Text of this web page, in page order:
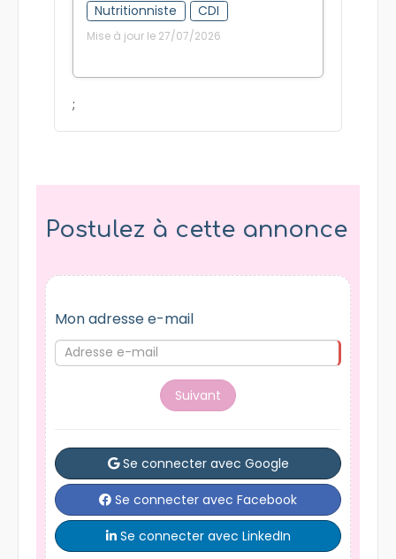
Nutritionniste CDI
Mise à jour le 27/07/2026
;
Postulez à cette annonce
Mon adresse e-mail
Suivant
Se connecter avec Google
Se connecter avec Facebook
Se connecter avec LinkedIn